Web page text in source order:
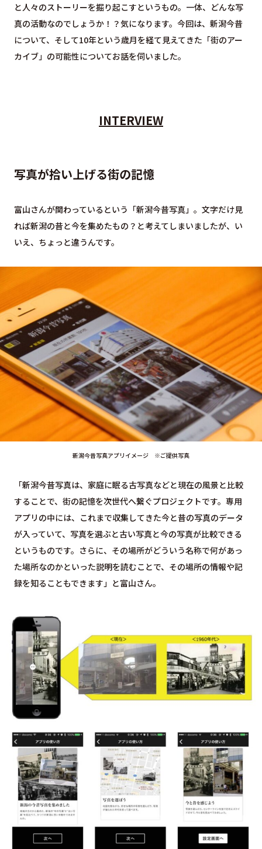
と人々のストーリーを掘り起こすというもの。一体、どんな写
真の活動なのでしょうか！？気になります。今回は、新潟今昔
について、そして10年という歳月を経て見えてきた「街のアー
カイブ」の可能性についてお話を伺いました。
INTERVIEW
写真が拾い上げる街の記憶
富山さんが関わっているという「新潟今昔写真」。文字だけ見
れば新潟の昔と今を集めたもの？と考えてしまいましたが、い
いえ、ちょっと違うんです。
新潟今昔写真アプリイメージ ※ご提供写真
「新潟今昔写真は、家庭に眠る古写真などと現在の風景と比較
することで、街の記憶を次世代へ繋ぐプロジェクトです。専用
アプリの中には、これまで収集してきた今と昔の写真のデータ
が入っていて、写真を選ぶと古い写真と今の写真が比較できる
というものです。さらに、その場所がどういう名称で何があっ
た場所なのかといった説明を読むことで、その場所の情報や記
録を知ることもできます」と富山さん。